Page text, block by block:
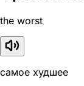
the worst
самое худшее